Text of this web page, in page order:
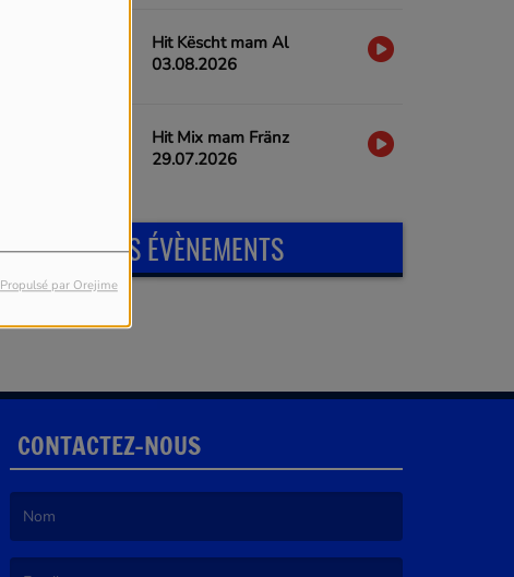
Propulsé par Orejime
Hit Këscht mam Al
03.08.2026
Hit Mix mam Fränz
29.07.2026
PROCHAINS ÉVÈNEMENTS
CONTACTEZ-NOUS